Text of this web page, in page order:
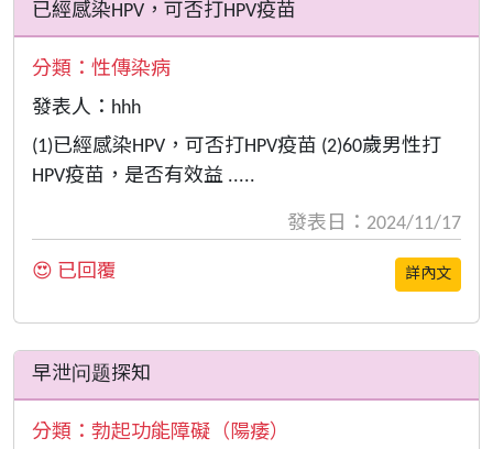
已經感染HPV，可否打HPV疫苗
分類： 性傳染病
發表人：hhh
(1)已經感染HPV，可否打HPV疫苗 (2)60歲男性打
HPV疫苗，是否有效益 .....
發表日：2024/11/17
😍 已回覆 詳內文
早泄问题探知
分類： 勃起功能障礙（陽痿）